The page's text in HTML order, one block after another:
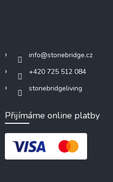
info@stonebridge.cz
+420 725 512 084
stonebridgeliving
Přijímáme online platby